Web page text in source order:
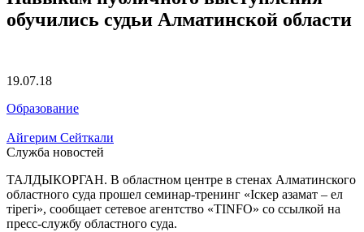
обучились судьи Алматинской области
19.07.18
Образование
Айгерим Сейткали
Служба новостей
ТАЛДЫКОРГАН. В областном центре в стенах Алматинского
областного суда прошел семинар-тренинг «Іскер азамат – ел
тірегі», сообщает сетевое агентство «TINFO» со ссылкой на
пресс-службу областного суда.